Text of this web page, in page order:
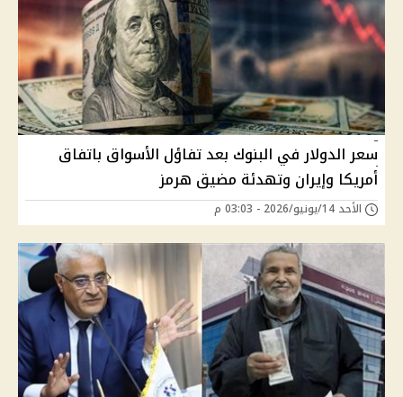
سعر الدولار في البنوك بعد تفاؤل الأسواق باتفاق
أمريكا وإيران وتهدئة مضيق هرمز
الأحد 14/يونيو/2026 - 03:03 م